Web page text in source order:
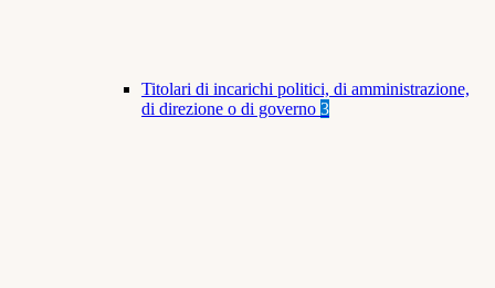
Titolari di incarichi politici, di amministrazione,
di direzione o di governo 3